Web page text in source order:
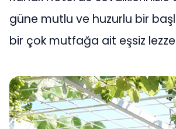
güne mutlu ve huzurlu bir
bir çok mutfağa ait eşsiz